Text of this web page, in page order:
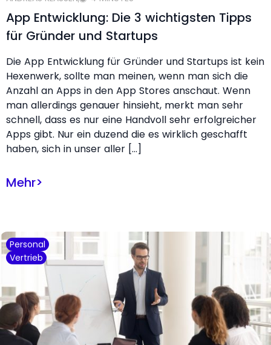
App Entwicklung: Die 3 wichtigsten Tipps
für Gründer und Startups
Die App Entwicklung für Gründer und Startups ist kein
Hexenwerk, sollte man meinen, wenn man sich die
Anzahl an Apps in den App Stores anschaut. Wenn
man allerdings genauer hinsieht, merkt man sehr
schnell, dass es nur eine Handvoll sehr erfolgreicher
Apps gibt. Nur ein duzend die es wirklich geschafft
haben, sich in unser aller […]
Mehr>
Personal
Vertrieb